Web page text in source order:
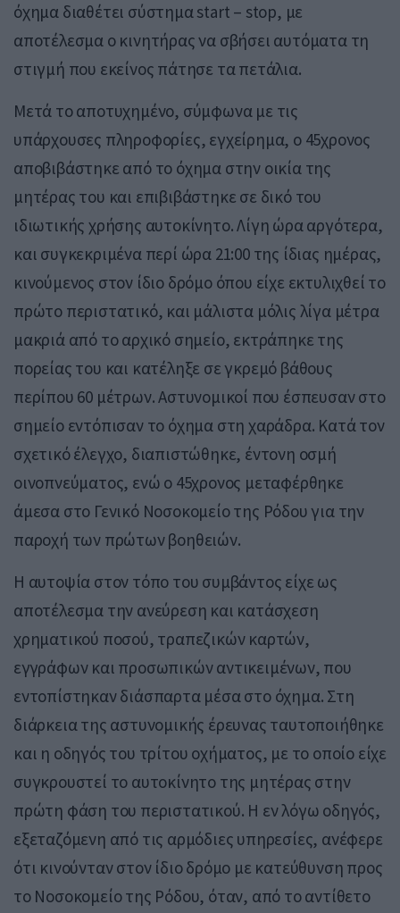
όχημα διαθέτει σύστημα start – stop, με
αποτέλεσμα ο κινητήρας να σβήσει αυτόματα τη
στιγμή που εκείνος πάτησε τα πετάλια.
Μετά το αποτυχημένο, σύμφωνα με τις
υπάρχουσες πληροφορίες, εγχείρημα, ο 45χρονος
αποβιβάστηκε από το όχημα στην οικία της
μητέρας του και επιβιβάστηκε σε δικό του
ιδιωτικής χρήσης αυτοκίνητο. Λίγη ώρα αργότερα,
και συγκεκριμένα περί ώρα 21:00 της ίδιας ημέρας,
κινούμενος στον ίδιο δρόμο όπου είχε εκτυλιχθεί το
πρώτο περιστατικό, και μάλιστα μόλις λίγα μέτρα
μακριά από το αρχικό σημείο, εκτράπηκε της
πορείας του και κατέληξε σε γκρεμό βάθους
περίπου 60 μέτρων. Αστυνομικοί που έσπευσαν στο
σημείο εντόπισαν το όχημα στη χαράδρα. Κατά τον
σχετικό έλεγχο, διαπιστώθηκε, έντονη οσμή
οινοπνεύματος, ενώ ο 45χρονος μεταφέρθηκε
άμεσα στο Γενικό Νοσοκομείο της Ρόδου για την
παροχή των πρώτων βοηθειών.
Η αυτοψία στον τόπο του συμβάντος είχε ως
αποτέλεσμα την ανεύρεση και κατάσχεση
χρηματικού ποσού, τραπεζικών καρτών,
εγγράφων και προσωπικών αντικειμένων, που
εντοπίστηκαν διάσπαρτα μέσα στο όχημα. Στη
διάρκεια της αστυνομικής έρευνας ταυτοποιήθηκε
και η οδηγός του τρίτου οχήματος, με το οποίο είχε
συγκρουστεί το αυτοκίνητο της μητέρας στην
πρώτη φάση του περιστατικού. Η εν λόγω οδηγός,
εξεταζόμενη από τις αρμόδιες υπηρεσίες, ανέφερε
ότι κινούνταν στον ίδιο δρόμο με κατεύθυνση προς
το Νοσοκομείο της Ρόδου, όταν, από το αντίθετο